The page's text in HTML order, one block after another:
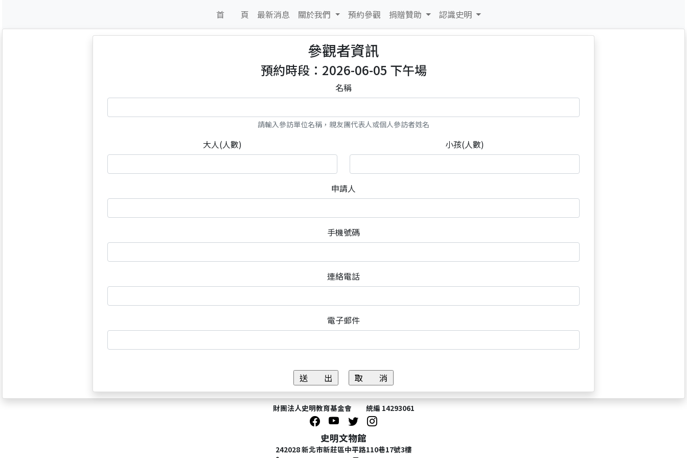
首 頁 最新消息 關於我們 預約參觀 捐贈贊助 認識史明
參觀者資訊
預約時段：2026-06-05 下午場
名稱
請輸入參訪單位名稱，親友團代表人或個人參訪者姓名
大人(人數) 小孩(人數)
申請人
手機號碼
連絡電話
電子郵件
財團法人史明教育基金會 統編 14293061
史明文物館
242028 新北市新莊區中平路110巷17號3樓